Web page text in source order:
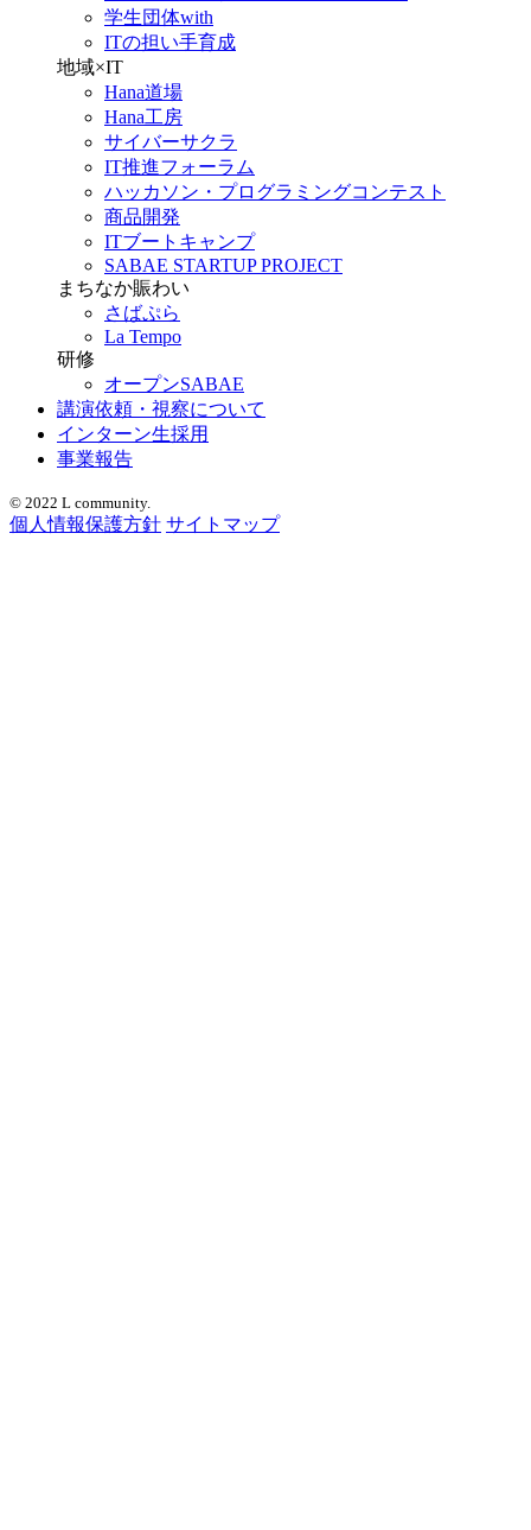
学生団体with
ITの担い手育成
地域×IT
Hana道場
Hana工房
サイバーサクラ
IT推進フォーラム
ハッカソン・プログラミングコンテスト
商品開発
ITブートキャンプ
SABAE STARTUP PROJECT
まちなか賑わい
さばぷら
La Tempo
研修
オープンSABAE
講演依頼・視察について
インターン生採用
事業報告
© 2022 L community.
個人情報保護方針 サイトマップ